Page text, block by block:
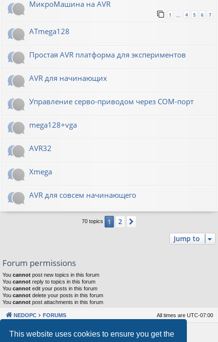
This website uses cookies to ensure you get the
МикроМашина на AVR
1 4 5 6 7
ATmega128
Простая AVR платформа для экспериментов
AVR для начинающих
Управление серво-приводом через COM-порт
mega128+vga
AVR32
Xmega
AVR для совсем начинающего
70 topics 1 2
Jump to
Forum permissions
You cannot post new topics in this forum
You cannot reply to topics in this forum
You cannot edit your posts in this forum
You cannot delete your posts in this forum
You cannot post attachments in this forum
NEDOPC FORUMS All times are UTC-07:00
Powered byphpBB® Forum Software © phpBB Limited